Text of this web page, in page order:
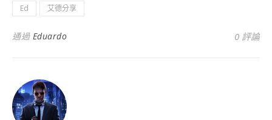
Ed 艾德分享
通過 Eduardo 0 評論